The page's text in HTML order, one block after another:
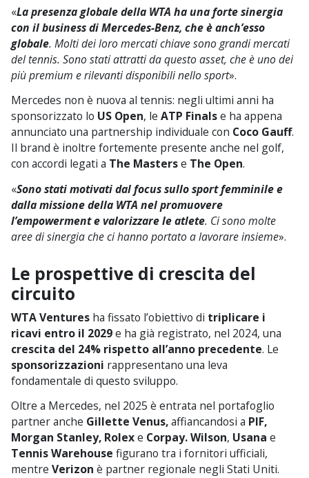
«La presenza globale della WTA ha una forte sinergia
con il business di Mercedes-Benz, che è anch’esso
globale. Molti dei loro mercati chiave sono grandi mercati
del tennis. Sono stati attratti da questo asset, che è uno dei
più premium e rilevanti disponibili nello sport».
Mercedes non è nuova al tennis: negli ultimi anni ha
sponsorizzato lo US Open, le ATP Finalse ha appena
annunciato una partnership individuale con Coco Gauff.
Il brand è inoltre fortemente presente anche nel golf,
con accordi legati a The Masterse The Open.
«Sono stati motivati dal focus sullo sport femminile e
dalla missione della WTA nel promuovere
l’empowerment e valorizzare le atlete. Ci sono molte
aree di sinergia che ci hanno portato a lavorare insieme».
Le prospettive di crescita del
circuito
WTA Venturesha fissato l’obiettivo di triplicare i
ricavi entro il 2029e ha già registrato, nel 2024, una
crescita del 24% rispetto all’anno precedente. Le
sponsorizzazioni rappresentano una leva
fondamentale di questo sviluppo.
Oltre a Mercedes, nel 2025 è entrata nel portafoglio
partner anche Gillette Venus,affiancandosi a PIF,
Morgan Stanley, Rolexe Corpay. Wilson, Usana e
Tennis Warehouse figurano tra i fornitori ufficiali,
mentre Verizon è partner regionale negli Stati Uniti.